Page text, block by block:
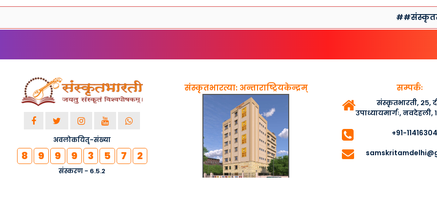
अवलोकयितृ-संख्या
8 9 9 9 3 5 7 2
संस्करण - 6.5.2
संस्कृतभारत्या: अन्ताराष्ट्रियकेन्द्रम् सम्पर्कः
संस्कृतभारती, २५,
उपाध्यायमार्गः, नवदेहली,
+91-